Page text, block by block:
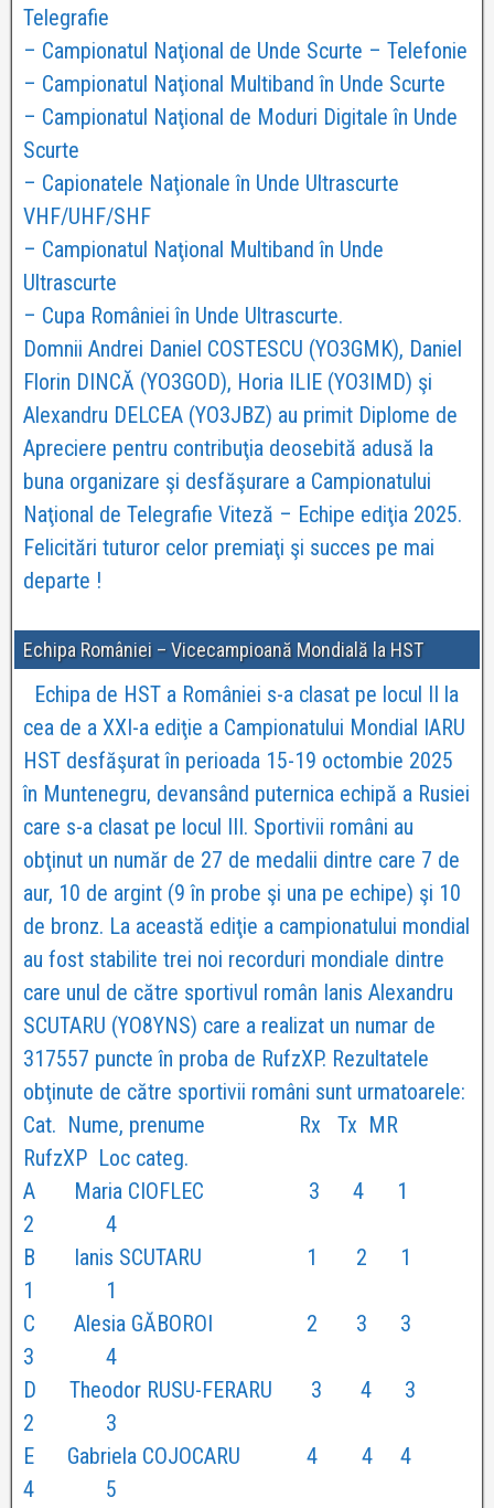
Telegrafie
– Campionatul Naţional de Unde Scurte – Telefonie
– Campionatul Naţional Multiband în Unde Scurte
– Campionatul Naţional de Moduri Digitale în Unde
Scurte
– Capionatele Naţionale în Unde Ultrascurte
VHF/UHF/SHF
– Campionatul Naţional Multiband în Unde
Ultrascurte
– Cupa României în Unde Ultrascurte.
Domnii Andrei Daniel COSTESCU (YO3GMK), Daniel
Florin DINCĂ (YO3GOD), Horia ILIE (YO3IMD) şi
Alexandru DELCEA (YO3JBZ) au primit Diplome de
Apreciere pentru contribuţia deosebită adusă la
buna organizare şi desfăşurare a Campionatului
Naţional de Telegrafie Viteză – Echipe ediţia 2025.
Felicitări tuturor celor premiaţi şi succes pe mai
departe !
Echipa României – Vicecampioană Mondială la HST
Echipa de HST a României s-a clasat pe locul II la
cea de a XXI-a ediţie a Campionatului Mondial IARU
HST desfăşurat în perioada 15-19 octombie 2025
în Muntenegru, devansând puternica echipă a Rusiei
care s-a clasat pe locul III. Sportivii români au
obţinut un număr de 27 de medalii dintre care 7 de
aur, 10 de argint (9 în probe şi una pe echipe) şi 10
de bronz. La această ediţie a campionatului mondial
au fost stabilite trei noi recorduri mondiale dintre
care unul de către sportivul român Ianis Alexandru
SCUTARU (YO8YNS) care a realizat un numar de
317557 puncte în proba de RufzXP. Rezultatele
obţinute de către sportivii români sunt urmatoarele:
Cat. Nume, prenume Rx Tx MR
RufzXP Loc categ.
A Maria CIOFLEC 3 4 1
2 4
B Ianis SCUTARU 1 2 1
1 1
C Alesia GĂBOROI 2 3 3
3 4
D Theodor RUSU-FERARU 3 4 3
2 3
E Gabriela COJOCARU 4 4 4
4 5